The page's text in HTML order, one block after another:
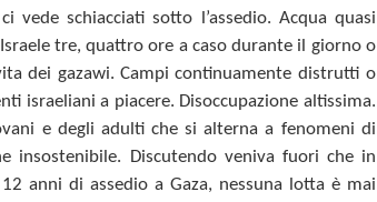
schiacciati sotto l’assedio. Acqua quasi
tre, quattro ore a caso durante il giorno o
dei gazawi. Campi continuamente distrutti o
israeliani a piacere. Disoccupazione altissima.
e degli adulti che si alterna a fenomeni di
insostenibile. Discutendo veniva fuori che in
anni di assedio a Gaza, nessuna lotta è mai